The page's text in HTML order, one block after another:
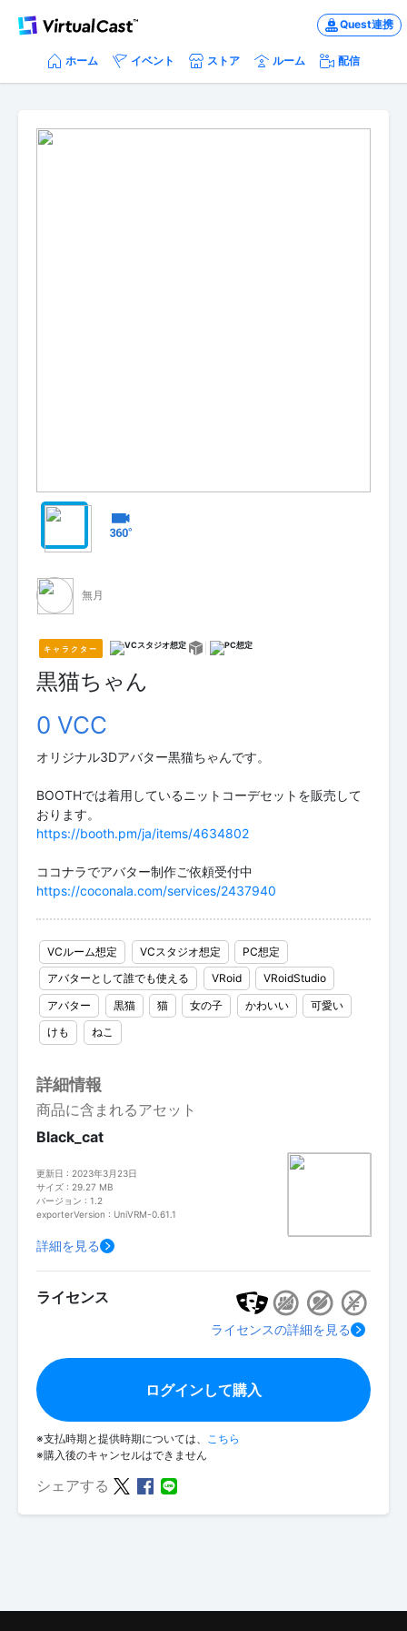
Quest連携
ホーム イベント ストア ルーム 配信
無月
キャラクター
黒猫ちゃん
0 VCC
オリジナル3Dアバター黒猫ちゃんです。
BOOTHでは着用しているニットコーデセットを販売して
https://booth.pm/ja/items/4634802
ココナラでアバター制作ご依頼受付中
https://coconala.com/services/2437940
VCルーム想定 VCスタジオ想定
PC想定
アバターとして誰でも使える
VRoid
VRoidStudio
アバター
黒猫 猫 女の子 かわいい
可愛い
けも
ねこ
詳細情報
商品に含まれるアセット
Black_cat
更新日 : 2023年3月23日
サイズ : 29.27 MB
バージョン : 1.2
exporterVersion : UniVRM-0.61.1
詳細を見る
ライセンス
ライセンスの詳細を見る
ログインして購入
※支払時期と提供時期については、 こちら
※購入後のキャンセルはできません
シェアする